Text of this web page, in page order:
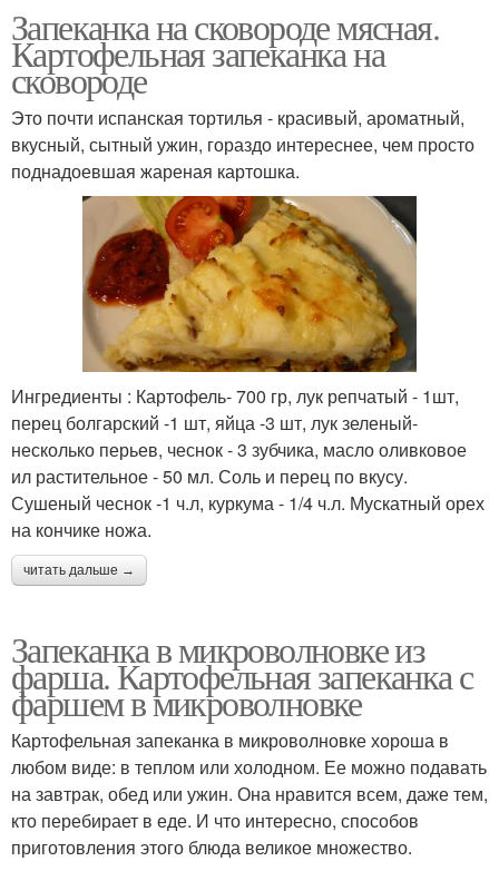
Запеканка на сковороде мясная.
Картофельная запеканка на
сковороде
Это почти испанская тортилья - красивый, ароматный,
вкусный, сытный ужин, гораздо интереснее, чем просто
поднадоевшая жареная картошка.
Ингредиенты : Картофель- 700 гр, лук репчатый - 1шт,
перец болгарский -1 шт, яйца -3 шт, лук зеленый-
несколько перьев, чеснок - 3 зубчика, масло оливковое
ил растительное - 50 мл. Соль и перец по вкусу.
Сушеный чеснок -1 ч.л, куркума - 1/4 ч.л. Мускатный орех
на кончике ножа.
читать дальше →
Запеканка в микроволновке из
фарша. Картофельная запеканка с
фаршем в микроволновке
Картофельная запеканка в микроволновке хороша в
любом виде: в теплом или холодном. Ее можно подавать
на завтрак, обед или ужин. Она нравится всем, даже тем,
кто перебирает в еде. И что интересно, способов
приготовления этого блюда великое множество.